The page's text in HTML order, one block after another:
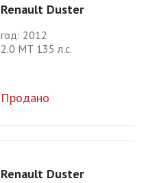
Renault Duster
год: 2012
2.0 МТ 135 л.с.
Продано
Renault Duster